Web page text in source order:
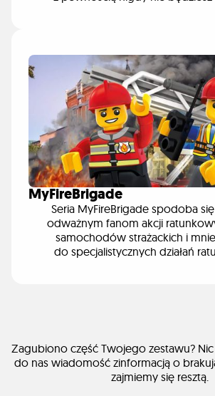
MyFireBrigade
Seria MyFireBrigade spodoba
odważnym fanom akcji
samochodów strażackich i
do specjalistycznych działań
Zagubiono część Twojego zestawu?
do nas wiadomość zinformacją o
zajmiemy się resztą.